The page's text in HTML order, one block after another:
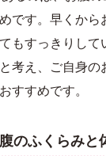
です。早くから
もすっきりして
考え、ご自身の
すすめです。
のふくらみと